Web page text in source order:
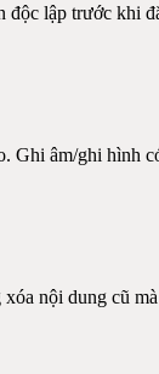
độc lập trước khi
Ghi âm/ghi hình
nội dung cũ